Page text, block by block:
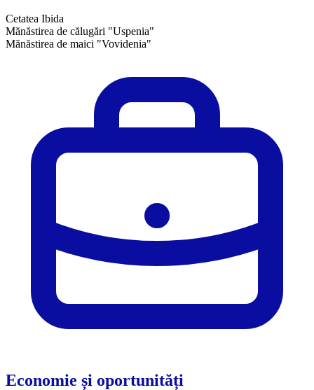
Cetatea Ibida
Mănăstirea de călugări "Uspenia"
Mănăstirea de maici "Vovidenia"
Economie și oportunități